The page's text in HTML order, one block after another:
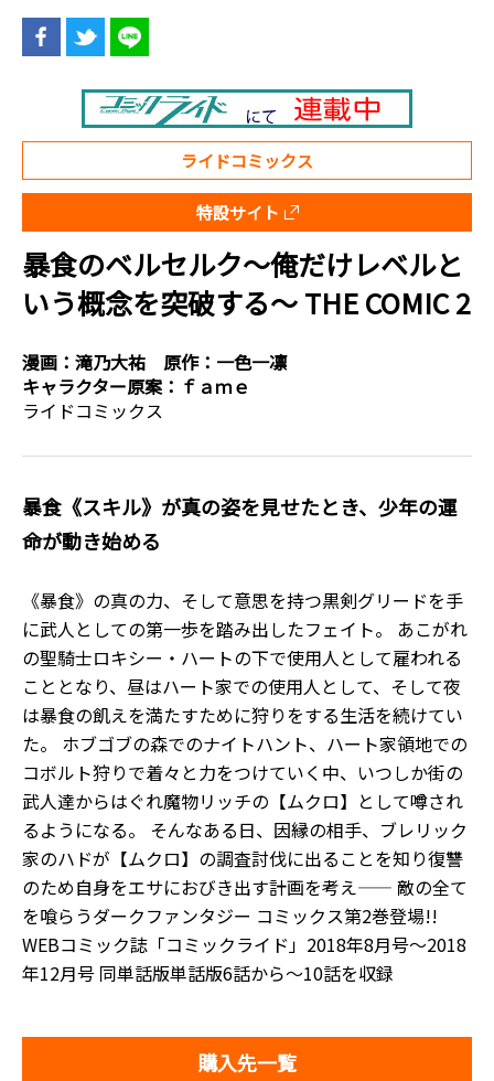
ライドコミックス
特設サイト
暴食のベルセルク～俺だけレベルと
いう概念を突破する～ THE COMIC 2
漫画： 滝乃大祐 原作： 一色一凛
キャラクター原案： ｆａｍｅ
ライドコミックス
暴食《スキル》が真の姿を見せたとき、少年の運
命が動き始める――
《暴食》の真の力、そして意思を持つ黒剣グリードを手
に武人としての第一歩を踏み出したフェイト。 あこがれ
の聖騎士ロキシー・ハートの下で使用人として雇われる
こととなり、昼はハート家での使用人として、そして夜
は暴食の飢えを満たすために狩りをする生活を続けてい
た。 ホブゴブの森でのナイトハント、ハート家領地での
コボルト狩りで着々と力をつけていく中、いつしか街の
武人達からはぐれ魔物リッチの【ムクロ】として噂され
るようになる。 そんなある日、因縁の相手、ブレリック
家のハドが【ムクロ】の調査討伐に出ることを知り復讐
のため自身をエサにおびき出す計画を考え―― 敵の全て
を喰らうダークファンタジー コミックス第2巻登場!!
WEBコミック誌「コミックライド」2018年8月号～2018
年12月号 同単話版単話版6話から～10話を収録
購入先一覧